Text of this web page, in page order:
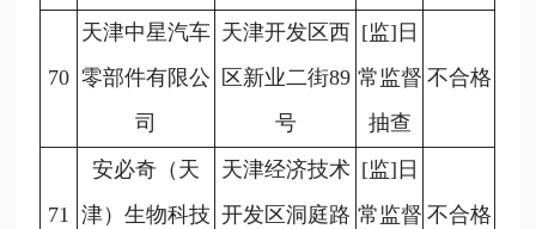
70
天津中星汽车
零部件有限公
司
天津开发区西
区新业二街89
号
[监]日
常监督
抽查
不合格
71
安必奇（天
津）生物科技
天津经济技术
开发区洞庭路
[监]日
常监督 不合格